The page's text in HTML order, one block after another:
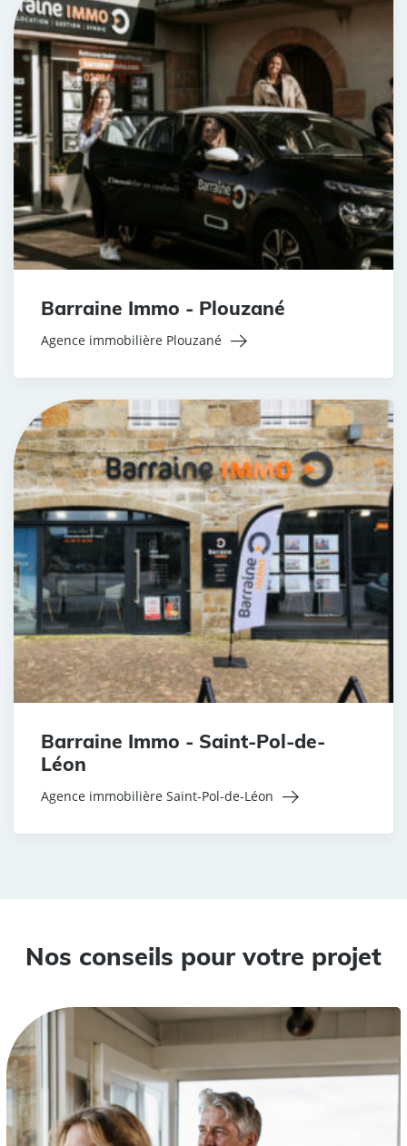
Barraine Immo - Plouzané
Agence immobilière Plouzané
Barraine Immo - Saint-Pol-de-
Léon
Agence immobilière Saint-Pol-de-Léon
Nos conseils pour votre projet